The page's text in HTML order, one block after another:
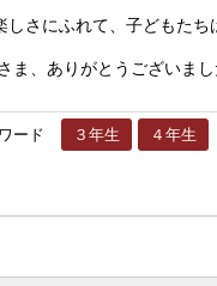
さにふれて、子どもたち
ま、ありがとうございまし
ード ３年生 ４年生